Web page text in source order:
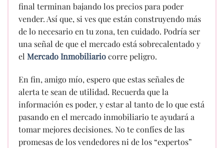
final terminan bajando los precios para poder
vender. Así que, si ves que están construyendo más
de lo necesario en tu zona, ten cuidado. Podría ser
una señal de que el mercado está sobrecalentado y
el Mercado Inmobiliariocorre peligro.
En fin, amigo mío, espero que estas señales de
alerta te sean de utilidad. Recuerda que la
información es poder, y estar al tanto de lo que está
pasando en el mercado inmobiliario te ayudará a
tomar mejores decisiones. No te confíes de las
promesas de los vendedores ni de los “expertos”